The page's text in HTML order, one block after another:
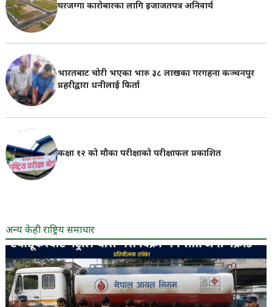
घरजग्गा कारोबारका लागि इजाजतपत्र अनिवार्य
भारतबाट चोरी भएका भारु ३८ लाखका गरगहना कञ्चनपुर
प्रहरीद्वारा धनीलाई फिर्ता
कक्षा १२ को मौका परीक्षाको परीक्षाफल प्रकाशित
अन्य केही राष्ट्रिय समाचार